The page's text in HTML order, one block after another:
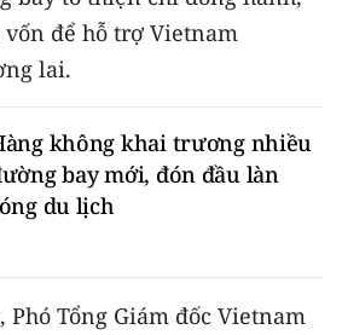
để hỗ trợ Vietnam
lai.
không khai trương nhiều
bay mới, đón đầu làn
du lịch
Phó Tổng Giám đốc Vietnam